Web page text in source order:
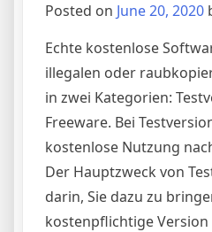
Posted on June 20, 2020
Echte kostenlose
illegalen oder
in zwei Kategorien:
Freeware. Bei
kostenlose Nutzung
Der Hauptzweck von
darin, Sie dazu zu
kostenpflichtige